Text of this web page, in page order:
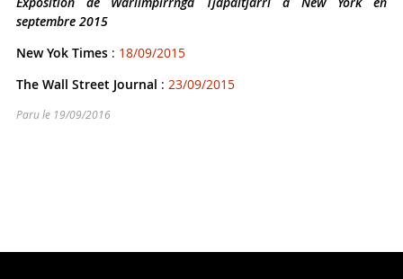
septembre 2015
New Yok Times: 18/09/2015
The Wall Street Journal : 23/09/2015
Paru le 19/09/2016